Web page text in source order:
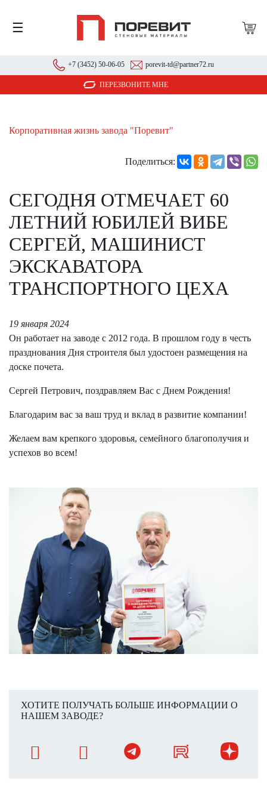
☰
+7 (3452) 50-06-05 porevit-td@partner72.ru
ПЕРЕЗВОНИТЕ МНЕ
Корпоративная жизнь завода "Поревит"
Поделиться:
СЕГОДНЯ ОТМЕЧАЕТ 60
ЛЕТНИЙ ЮБИЛЕЙ ВИБЕ
СЕРГЕЙ, МАШИНИСТ
ЭКСКАВАТОРА
ТРАНСПОРТНОГО ЦЕХА
19 января 2024
Он работает на заводе с 2012 года. В прошлом году в честь
празднования Дня строителя был удостоен размещения на
доске почета.
Сергей Петрович, поздравляем Вас с Днем Рождения!
Благодарим вас за ваш труд и вклад в развитие компании!
Желаем вам крепкого здоровья, семейного благополучия и
успехов во всем!
ХОТИТЕ ПОЛУЧАТЬ БОЛЬШЕ ИНФОРМАЦИИ О
НАШЕМ ЗАВОДЕ?